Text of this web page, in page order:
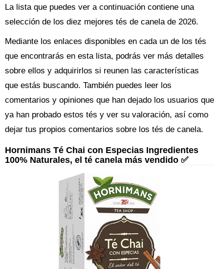
La lista que puedes ver a continuación contiene una
selección de los diez mejores tés de canela de 2026.
Mediante los enlaces disponibles en cada un de los tés
que encontrarás en esta lista, podrás ver más detalles
sobre ellos y adquirirlos si reunen las características
que estás buscando. También puedes leer los
comentarios y opiniones que han dejado los usuarios que
ya han probado estos tés y ver su valoración, así como
dejar tus propios comentarios sobre los tés de canela.
Hornimans Té Chai con Especias Ingredientes
100% Naturales, el té canela más vendido ✅